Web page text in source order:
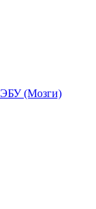
ЭБУ (Мозги)